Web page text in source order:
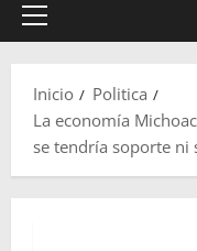
Menú
Inicio
Politica
La economía
se tendría soporte ni